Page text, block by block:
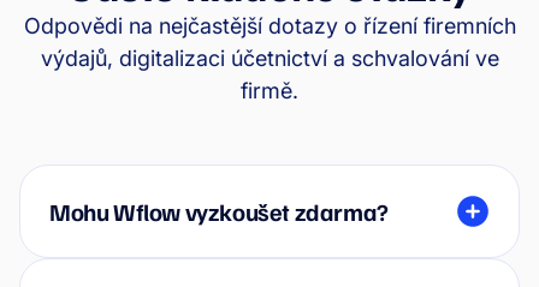
Odpovědi na nejčastější dotazy o řízení firemních
výdajů, digitalizaci účetnictví a schvalování ve
firmě.
Mohu Wflow vyzkoušet zdarma?